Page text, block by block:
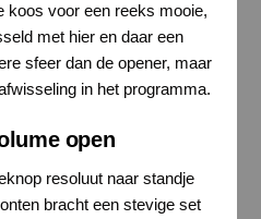
koos voor een reeks mooie,
met hier en daar een
sfeer dan de opener, maar
in het programma.
open
resoluut naar standje
bracht een stevige set